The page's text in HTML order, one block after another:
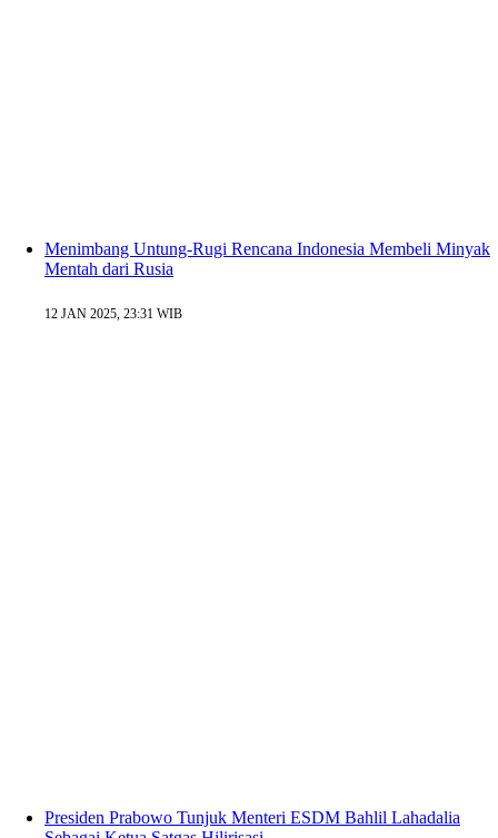
Menimbang Untung-Rugi Rencana Indonesia Membeli Minyak
Mentah dari Rusia
12 JAN 2025, 23:31 WIB
Presiden Prabowo Tunjuk Menteri ESDM Bahlil Lahadalia